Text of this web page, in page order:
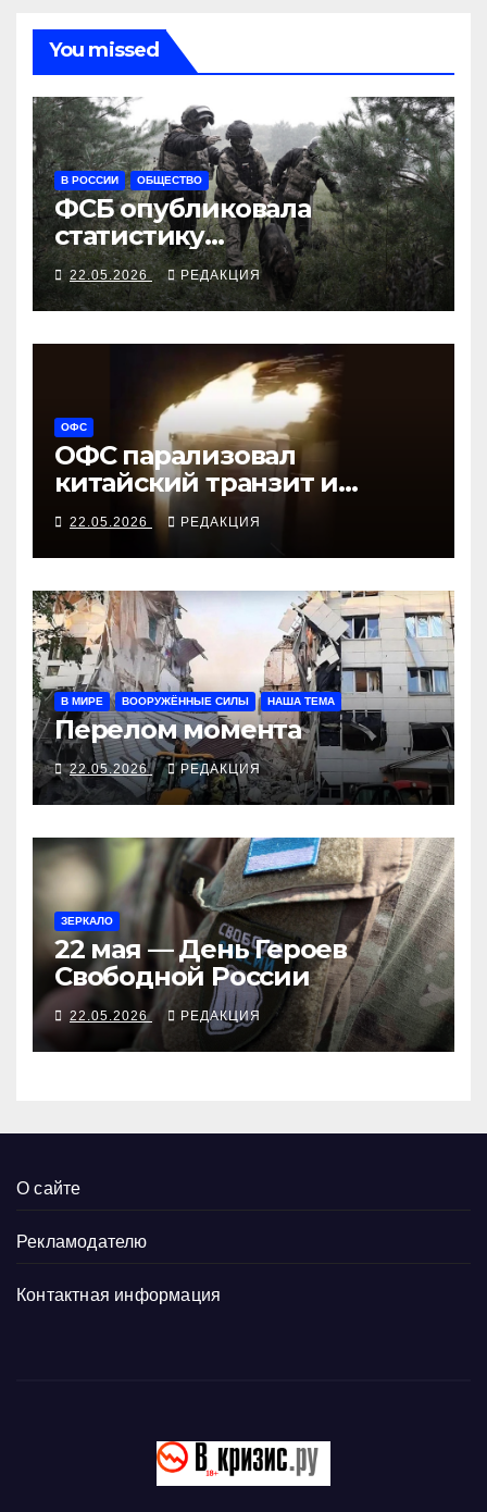
You missed
В РОССИИ ОБЩЕСТВО
ФСБ опубликовала
статистику
предотвращений
22.05.2026 РЕДАКЦИЯ
ОФС
ОФС парализовал
китайский транзит и
вертолётный завод
22.05.2026 РЕДАКЦИЯ
В МИРЕ ВООРУЖЁННЫЕ СИЛЫ НАША ТЕМА
Перелом момента
22.05.2026 РЕДАКЦИЯ
ЗЕРКАЛО
22 мая — День Героев
Свободной России
22.05.2026 РЕДАКЦИЯ
О сайте
Рекламодателю
Контактная информация